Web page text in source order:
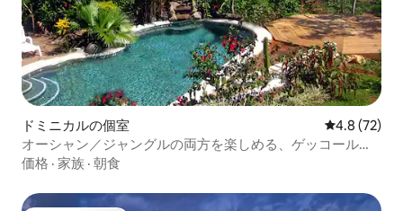
ドミニカルの個室 レビュー72
4.8 (72)
オーシャン／ジャングルの両方を楽しめる、ゲッコールー
ム
価格 · 家族 · 朝食